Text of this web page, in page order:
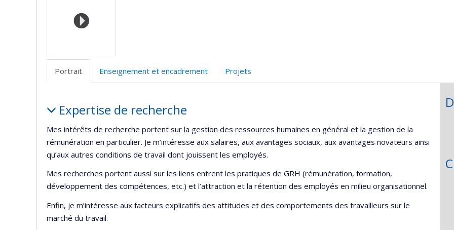
Portrait Enseignement et encadrement Projets
Expertise de recherche
Mes intérêts de recherche portent sur la gestion des ressources humaines en général et la gestion de la
rémunération en particulier. Je m’intéresse aux salaires, aux avantages sociaux, aux avantages novateurs ainsi
qu’aux autres conditions de travail dont jouissent les employés.
Mes recherches portent aussi sur les liens entrent les pratiques de GRH (rémunération, formation,
développement des compétences, etc.) et l’attraction et la rétention des employés en milieu organisationnel.
Enfin, je m’intéresse aux facteurs explicatifs des attitudes et des comportements des travailleurs sur le
marché du travail.